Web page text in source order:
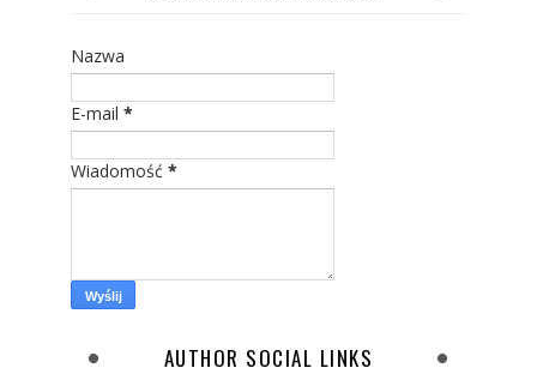
Nazwa
E-mail *
Wiadomość *
AUTHOR SOCIAL LINKS